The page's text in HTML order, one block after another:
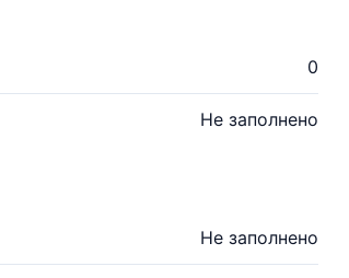
0
Не заполнено
Не заполнено